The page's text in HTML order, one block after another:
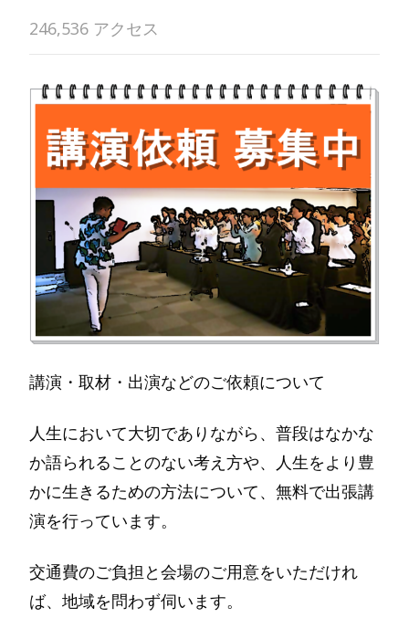
246,536 アクセス
講演・取材・出演などのご依頼について
人生において大切でありながら、普段はなかな
か語られることのない考え方や、人生をより豊
かに生きるための方法について、無料で出張講
演を行っています。
交通費のご負担と会場のご用意をいただけれ
ば、地域を問わず伺います。